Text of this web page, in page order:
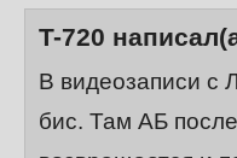
T-720
В видеозаписи с
бис. Там АБ